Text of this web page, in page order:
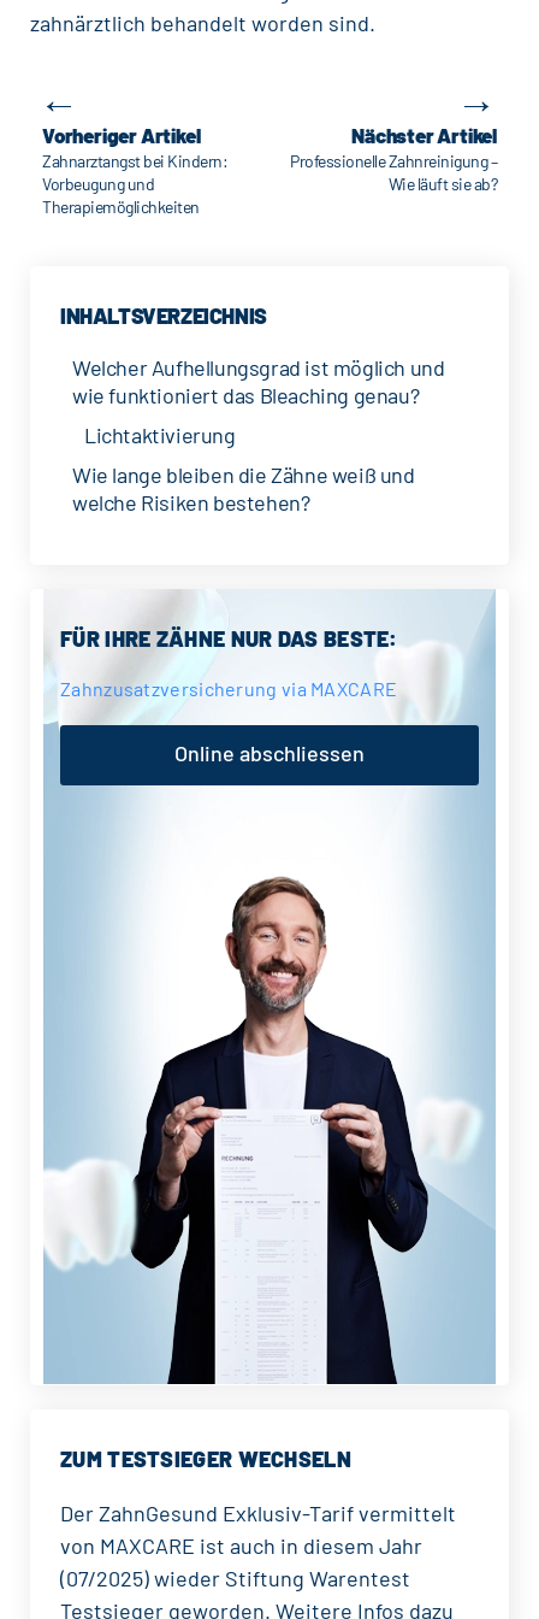
zahnärztlich behandelt worden sind.
Beitragsnavigation
←
Vorheriger Artikel
Zahnarztangst bei Kindern:
Vorbeugung und
Therapiemöglichkeiten
Nächster Artikel
→
Professionelle Zahnreinigung –
Wie läuft sie ab?
INHALTSVERZEICHNIS
Welcher Aufhellungsgrad ist möglich und
wie funktioniert das Bleaching genau?
Lichtaktivierung
Wie lange bleiben die Zähne weiß und
welche Risiken bestehen?
Seitenspalte
FÜR IHRE ZÄHNE NUR DAS BESTE:
Zahnzusatzversicherung via MAXCARE
Online abschliessen
ZUM TESTSIEGER WECHSELN
Der ZahnGesund Exklusiv-Tarif vermittelt
von MAXCARE ist auch in diesem Jahr
(07/2025) wieder Stiftung Warentest
Testsieger geworden. Weitere Infos dazu